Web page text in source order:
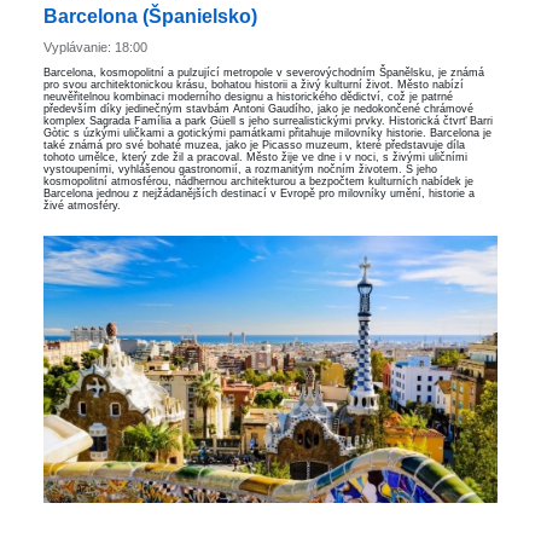
Barcelona ​​(Španielsko)
Vyplávanie: 18:00
Barcelona, kosmopolitní a pulzující metropole v severovýchodním Španělsku, je známá
pro svou architektonickou krásu, bohatou historii a živý kulturní život. Město nabízí
neuvěřitelnou kombinaci moderního designu a historického dědictví, což je patrné
především díky jedinečným stavbám Antoni Gaudího, jako je nedokončené chrámové
komplex Sagrada Família a park Güell s jeho surrealistickými prvky. Historická čtvrť Barri
Gòtic s úzkými uličkami a gotickými památkami přitahuje milovníky historie. Barcelona je
také známá pro své bohaté muzea, jako je Picasso muzeum, které představuje díla
tohoto umělce, který zde žil a pracoval. Město žije ve dne i v noci, s živými uličními
vystoupeními, vyhlášenou gastronomií, a rozmanitým nočním životem. S jeho
kosmopolitní atmosférou, nádhernou architekturou a bezpočtem kulturních nabídek je
Barcelona jednou z nejžádanějších destinací v Evropě pro milovníky umění, historie a
živé atmosféry.